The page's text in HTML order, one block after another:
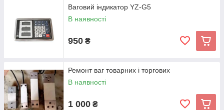
Ваговий індикатор YZ-G5
В наявності
950 ₴
Ремонт ваг товарних і торгових
В наявності
1 000 ₴